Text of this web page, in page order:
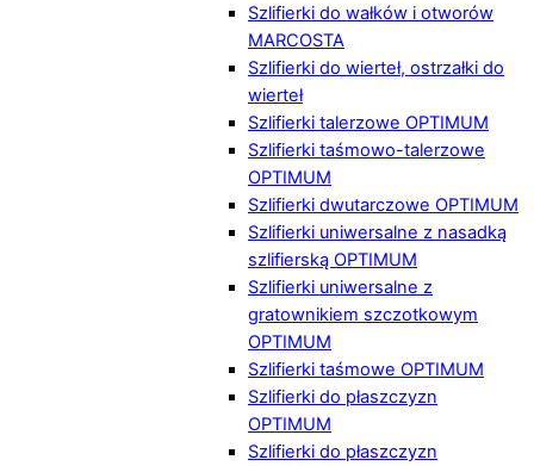
Szlifierki do wałków i otworów
MARCOSTA
Szlifierki do wierteł, ostrzałki do
wierteł
Szlifierki talerzowe OPTIMUM
Szlifierki taśmowo-talerzowe
OPTIMUM
Szlifierki dwutarczowe OPTIMUM
Szlifierki uniwersalne z nasadką
szlifierską OPTIMUM
Szlifierki uniwersalne z
gratownikiem szczotkowym
OPTIMUM
Szlifierki taśmowe OPTIMUM
Szlifierki do płaszczyzn
OPTIMUM
Szlifierki do płaszczyzn